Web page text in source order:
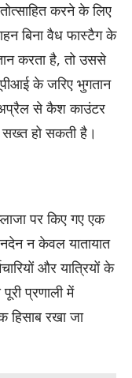
करने के लिए
बिना वैध फास्टैग के
करता है, तो उससे
के जरिए भुगतान
अप्रैल से कैश काउंटर
हो सकती है।
पर किए गए एक
न केवल यातायात
और यात्रियों के
प्रणाली में
हिसाब रखा जा